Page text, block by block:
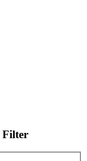
Filter